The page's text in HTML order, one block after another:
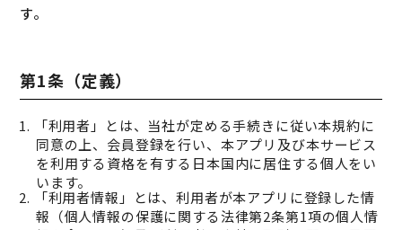
す。
第1条（定義）
1. 「利用者」とは、当社が定める手続きに従い本規約に
同意の上、会員登録を行い、本アプリ及び本サービス
を利用する資格を有する日本国内に居住する個人をい
います。
2. 「利用者情報」とは、利用者が本アプリに登録した情
報（個人情報の保護に関する法律第2条第1項の個人情